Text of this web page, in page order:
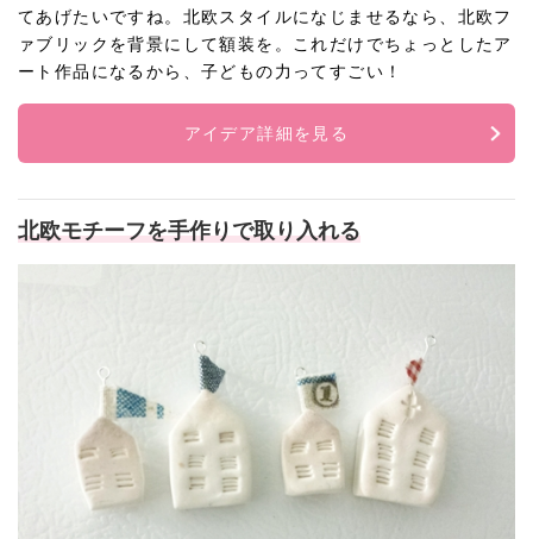
てあげたいですね。北欧スタイルになじませるなら、北欧フ
ァブリックを背景にして額装を。これだけでちょっとしたア
ート作品になるから、子どもの力ってすごい！
アイデア詳細を見る
北欧モチーフを手作りで取り入れる